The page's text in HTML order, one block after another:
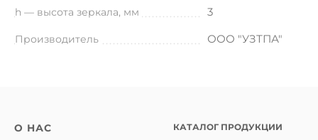
h — высота зеркала, мм 3
Производитель ООО "УЗТПА"
О НАС КАТАЛОГ ПРОДУКЦИИ